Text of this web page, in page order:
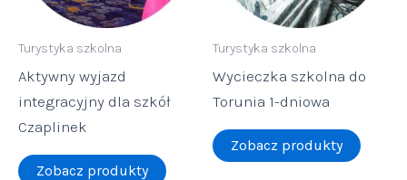
Turystyka szkolna
Aktywny wyjazd
integracyjny dla szkół
Czaplinek
Zobacz produkty
Turystyka szkolna
Wycieczka szkolna do
Torunia 1-dniowa
Zobacz produkty